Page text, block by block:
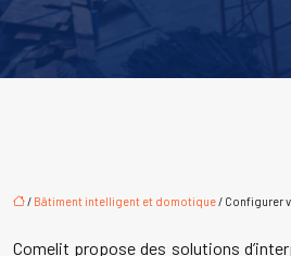
/ Bâtiment intelligent et domotique/ Configurer
Comelit propose des solutions